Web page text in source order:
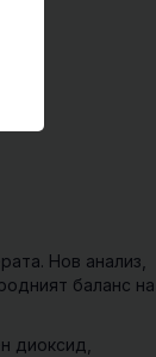
Нов анализ,
баланс на
диоксид,